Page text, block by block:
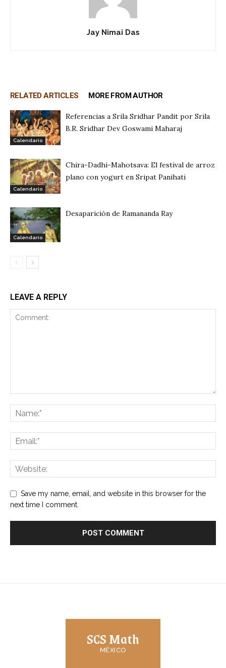
Jay Nimai Das
RELATED ARTICLES MORE FROM AUTHOR
Calendario
Referencias a Srila Sridhar Pandit por Srila
B.R. Sridhar Dev Goswami Maharaj
Calendario
Chira-Dadhi-Mahotsava: El festival de arroz
plano con yogurt en Sripat Panihati
Calendario
Desaparición de Ramananda Ray
LEAVE A REPLY
Save my name, email, and website in this browser for the
next time I comment.
SCS Math
MÉXICO